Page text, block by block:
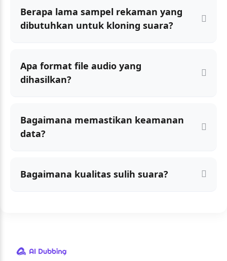
Berapa lama sampel rekaman yang
dibutuhkan untuk kloning suara?
Apa format file audio yang
dihasilkan?
Bagaimana memastikan keamanan
data?
Bagaimana kualitas sulih suara?